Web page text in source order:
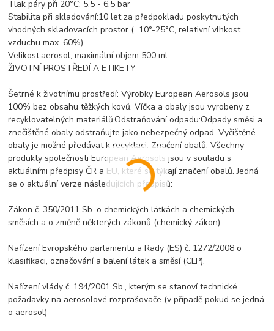
Tlak páry při 20°C: 5.5 - 6.5 bar
Stabilita při skladování:10 let za předpokladu poskytnutých
vhodných skladovacích prostor (=10°-25°C, relativní vlhkost
vzduchu max. 60%)
Velikost:aerosol, maximální objem 500 ml
ŽIVOTNÍ PROSTŘEDÍ A ETIKETY
Šetrné k životnímu prostředí: Výrobky European Aerosols jsou
100% bez obsahu těžkých kovů. Víčka a obaly jsou vyrobeny z
recyklovatelných materiálů.Odstraňování odpadu:Odpady směsi a
znečištěné obaly odstraňujte jako nebezpečný odpad. Vyčištěné
obaly je možné předávat k recyklaci. Značení obalů: Všechny
produkty společnosti European Aerosols jsou v souladu s
aktuálními předpisy ČR a EU, které se týkají značení obalů. Jedná
se o aktuální verze následujících předpisů:
Zákon č. 350/2011 Sb. o chemických látkách a chemických
směsích a o změně některých zákonů (chemický zákon).
Nařízení Evropského parlamentu a Rady (ES) č. 1272/2008 o
klasifikaci, označování a balení látek a směsí (CLP).
Nařízení vlády č. 194/2001 Sb., kterým se stanoví technické
požadavky na aerosolové rozprašovače (v případě pokud se jedná
o aerosol)